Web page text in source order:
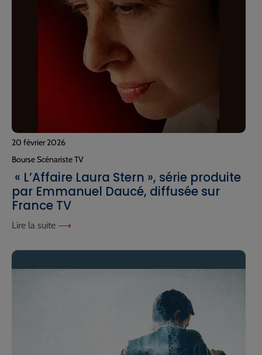
20 février 2026
Bourse Scénariste TV
« L’Affaire Laura Stern », série produite
par Emmanuel Daucé, diffusée sur
France TV
Lire la suite